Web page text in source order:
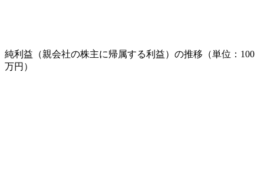
純利益（親会社の株主に帰属する利益）の推移（単位：100
万円）